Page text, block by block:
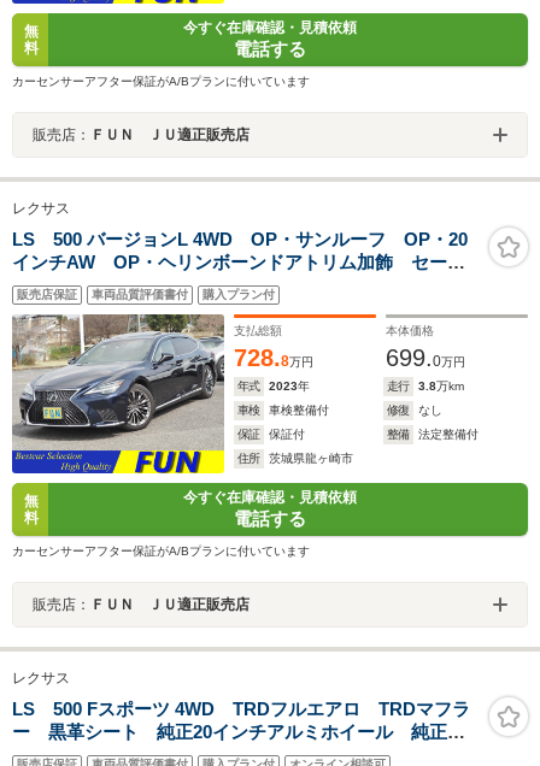
無
料
今すぐ在庫確認・見積依頼
電話する
カーセンサーアフター保証がA/Bプランに付いています
販売店： ＦＵＮ ＪＵ適正販売店
レクサス
LS 500 バージョンL 4WD OP・サンルーフ OP・20
インチAW OP・ヘリンボーンドアトリム加飾 セーフ
ティシステムプラスA HUD BSM Dインナーミラ
ー 全周囲 シャトー革シート ハンズフリーPトラン
ク マクレビ 12.3型ディスプレイ
販売店保証 車両品質評価書付 購入プラン付
支払総額
728.8万円
本体価格
699.0万円
年式
2023年 走行 3.8万km
車検
車検整備付 修復
なし
保証
保証付 整備
法定整備付
住所
茨城県龍ヶ崎市
無
料
今すぐ在庫確認・見積依頼
電話する
カーセンサーアフター保証がA/Bプランに付いています
販売店： ＦＵＮ ＪＵ適正販売店
レクサス
LS 500 Fスポーツ 4WD TRDフルエアロ TRDマフラ
ー 黒革シート 純正20インチアルミホイール 純正ナ
ビ フルセグテレビ 全方位カメラ HUD イージーク